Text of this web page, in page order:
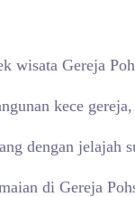
wisata Gereja
kece
dengan
di Gereja